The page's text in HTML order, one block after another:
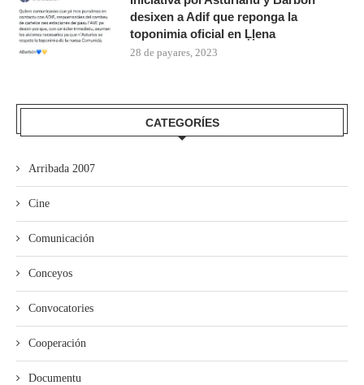
desixen a Adif que reponga la
toponimia oficial en Ḷḷena
28 de payares, 2023
CATEGORÍES
Arribada 2007
Cine
Comunicación
Conceyos
Convocatories
Cooperación
Documentu